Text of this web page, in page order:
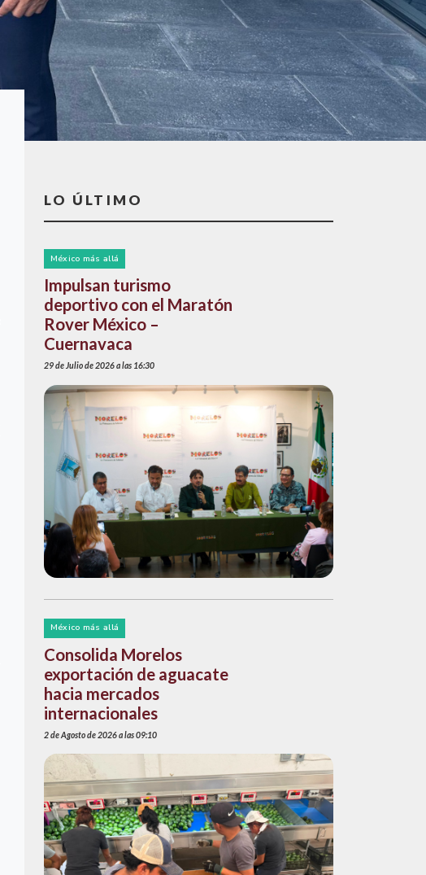
LO ÚLTIMO
México más allá
Impulsan turismo
deportivo con el Maratón
Rover México –
Cuernavaca
29 de Julio de 2026 a las 16:30
México más allá
Consolida Morelos
exportación de aguacate
hacia mercados
internacionales
2 de Agosto de 2026 a las 09:10